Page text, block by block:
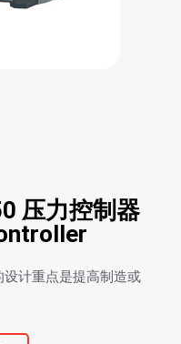
压力控制器
计重点是提高制造或